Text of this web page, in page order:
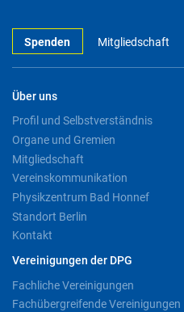
Spenden Mitgliedschaft
Über uns
Profil und Selbstverständnis
Organe und Gremien
Mitgliedschaft
Vereinskommunikation
Physikzentrum Bad Honnef
Standort Berlin
Kontakt
Vereinigungen der DPG
Fachliche Vereinigungen
Fachübergreifende Vereinigungen